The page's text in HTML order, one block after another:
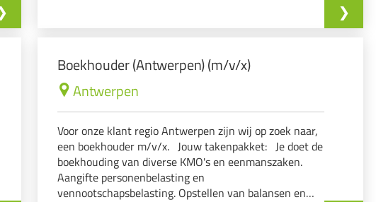
Boekhouder (Antwerpen) (m/v/x)
Antwerpen
Voor onze klant regio Antwerpen zijn wij op zoek naar,
een boekhouder m/v/x. Jouw takenpakket: Je doet de
boekhouding van diverse KMO's en eenmanszaken.
Aangifte personenbelasting en
vennootschapsbelasting. Opstellen van balansen en